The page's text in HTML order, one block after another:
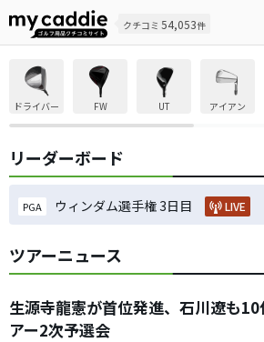
クチコミ 54,053件
ドライバー FW UT アイアン
リーダーボード
PGA ウィンダム選手権 3日目 LIVE
ツアーニュース
生源寺龍憲が首位発進、石川遼も
アー2次予選会